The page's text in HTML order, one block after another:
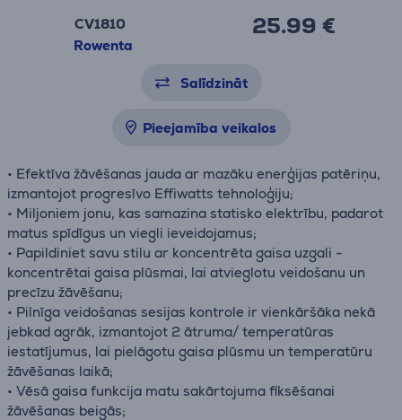
CV1810
Rowenta
25.99 €
Salīdzināt
Pieejamība veikalos
• Efektīva žāvēšanas jauda ar mazāku enerģijas patēriņu,
izmantojot progresīvo Effiwatts tehnoloģiju;
• Miljoniem jonu, kas samazina statisko elektrību, padarot
matus spīdīgus un viegli ieveidojamus;
• Papildiniet savu stilu ar koncentrēta gaisa uzgali -
koncentrētai gaisa plūsmai, lai atvieglotu veidošanu un
precīzu žāvēšanu;
• Pilnīga veidošanas sesijas kontrole ir vienkāršāka nekā
jebkad agrāk, izmantojot 2 ātruma/ temperatūras
iestatījumus, lai pielāgotu gaisa plūsmu un temperatūru
žāvēšanas laikā;
• Vēsā gaisa funkcija matu sakārtojuma fiksēšanai
žāvēšanas beigās;